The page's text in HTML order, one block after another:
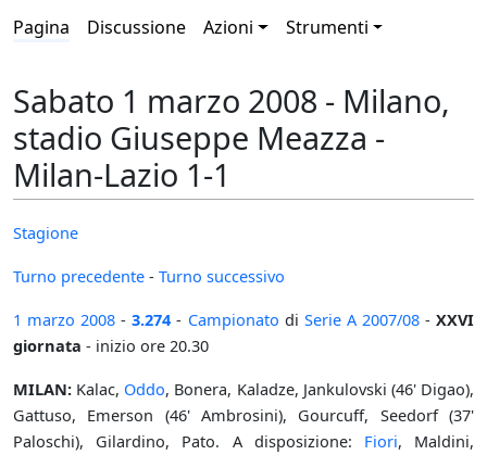
Pagina Discussione Azioni Strumenti
Sabato 1 marzo 2008 - Milano,
stadio Giuseppe Meazza -
Milan-Lazio 1-1
Stagione
Turno precedente - Turno successivo
1 marzo 2008 -3.274 - Campionato di Serie A 2007/08-XXVI
giornata - inizio ore 20.30
MILAN: Kalac, Oddo, Bonera, Kaladze, Jankulovski (46' Digao),
Gattuso, Emerson (46' Ambrosini), Gourcuff, Seedorf (37'
Paloschi), Gilardino, Pato. A disposizione: Fiori, Maldini,